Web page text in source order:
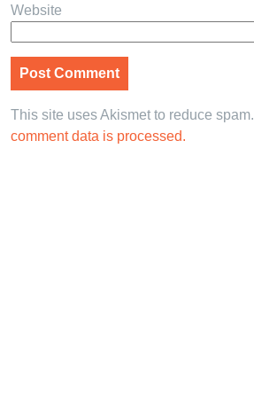
Website
This site uses Akismet to reduce spam.
comment data is processed.